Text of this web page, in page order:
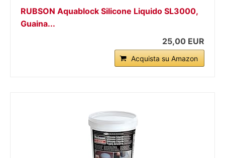
RUBSON Aquablock Silicone Liquido SL3000,
Guaina...
25,00 EUR
Acquista su Amazon